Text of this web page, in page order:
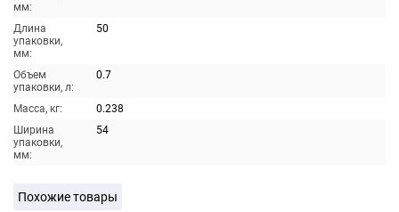
мм:
Длина
упаковки,
мм:
50
Объем
упаковки, л:
0.7
Масса, кг:
0.238
Ширина
упаковки,
мм:
54
Похожие товары